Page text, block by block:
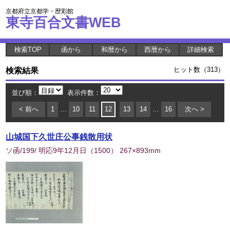
京都府立京都学・歴彩館
東寺百合文書WEB
検索TOP 函から 和暦から 西暦から 詳細検索
検索結果 ヒット数（313）
並び順： 表示件数：
< 前へ 1 … 10 11 12 13 14 … 16 次へ >
山城国下久世庄公事銭散用状
ソ函/199/ 明応9年12月日 （1500） 267×893mm